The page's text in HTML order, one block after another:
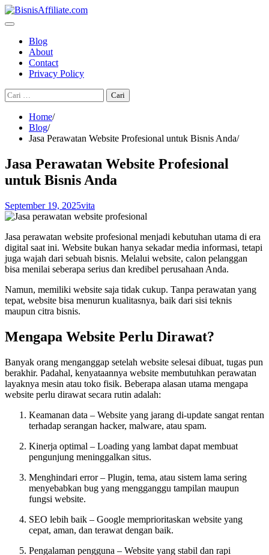
Skip
to
Blog
About
Contact
Privacy Policy
Cari
untuk:
Home
Blog
Jasa Perawatan Website Profesional untuk Bisnis Anda
Jasa Perawatan Website Profesional
untuk Bisnis Anda
September 19, 2025vita
Jasa perawatan website profesional menjadi kebutuhan utama di era
digital saat ini. Website bukan hanya sekadar media informasi, tetapi
juga wajah dari sebuah bisnis. Melalui website, calon pelanggan
bisa menilai seberapa serius dan kredibel perusahaan Anda.
Namun, memiliki website saja tidak cukup. Tanpa perawatan yang
tepat, website bisa menurun kualitasnya, baik dari sisi teknis
maupun citra bisnis.
Mengapa Website Perlu Dirawat?
Banyak orang menganggap setelah website selesai dibuat, tugas pun
berakhir. Padahal, kenyataannya website membutuhkan perawatan
layaknya mesin atau toko fisik. Beberapa alasan utama mengapa
website perlu dirawat secara rutin adalah:
Keamanan data – Website yang jarang di-update sangat rentan
terhadap serangan hacker, malware, atau spam.
Kinerja optimal – Loading yang lambat dapat membuat
pengunjung meninggalkan situs.
Menghindari error – Plugin, tema, atau sistem lama sering
menyebabkan bug yang mengganggu tampilan maupun
fungsi website.
SEO lebih baik – Google memprioritaskan website yang
cepat, aman, dan terawat dengan baik.
Pengalaman pengguna – Website yang stabil dan rapi